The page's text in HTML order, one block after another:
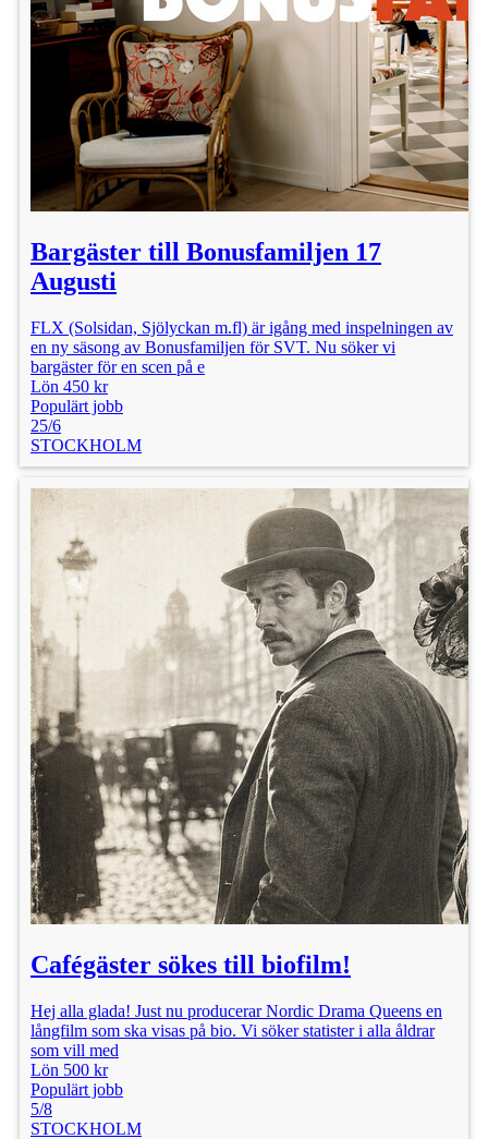
Bargäster till Bonusfamiljen 17
Augusti
FLX (Solsidan, Sjölyckan m.fl) är igång med inspelningen av
en ny säsong av Bonusfamiljen för SVT. Nu söker vi
bargäster för en scen på e
Lön 450 kr
Populärt jobb
25/6
STOCKHOLM
Cafégäster sökes till biofilm!
Hej alla glada! Just nu producerar Nordic Drama Queens en
långfilm som ska visas på bio. Vi söker statister i alla åldrar
som vill med
Lön 500 kr
Populärt jobb
5/8
STOCKHOLM